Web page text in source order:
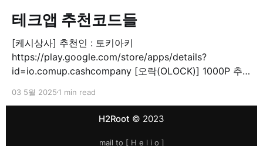
테크앱 추천코드들
[케시상사] 추천인 : 토키아키
https://play.google.com/store/apps/details?
id=io.comup.cashcompany [오락(OLOCK)] 1000P 추
https://locker.okcashbag.com/v1.0/lockerapp/html/bri
dge.html?type=referral&code=DS7VMFE [케시워크]
https://cashwalk.page.link/friend_etc [플레이오
03 5월 2025 1 min read
H2Root © 2023
mail to [ H e l i o ]